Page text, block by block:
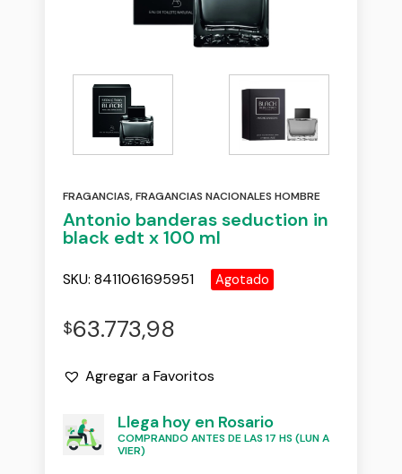
FRAGANCIAS,FRAGANCIAS NACIONALES HOMBRE
Antonio banderas seduction in
black edt x 100 ml
SKU: 8411061695951 Agotado
$63.773,98
Agregar a Favoritos
Llega hoy en Rosario
COMPRANDO ANTES DE LAS 17 HS (LUN A
VIER)